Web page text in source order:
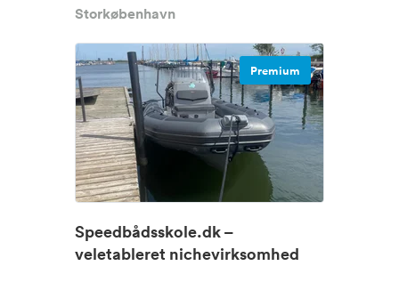
Storkøbenhavn
Premium
Speedbådsskole.dk –
veletableret nichevirksomhed